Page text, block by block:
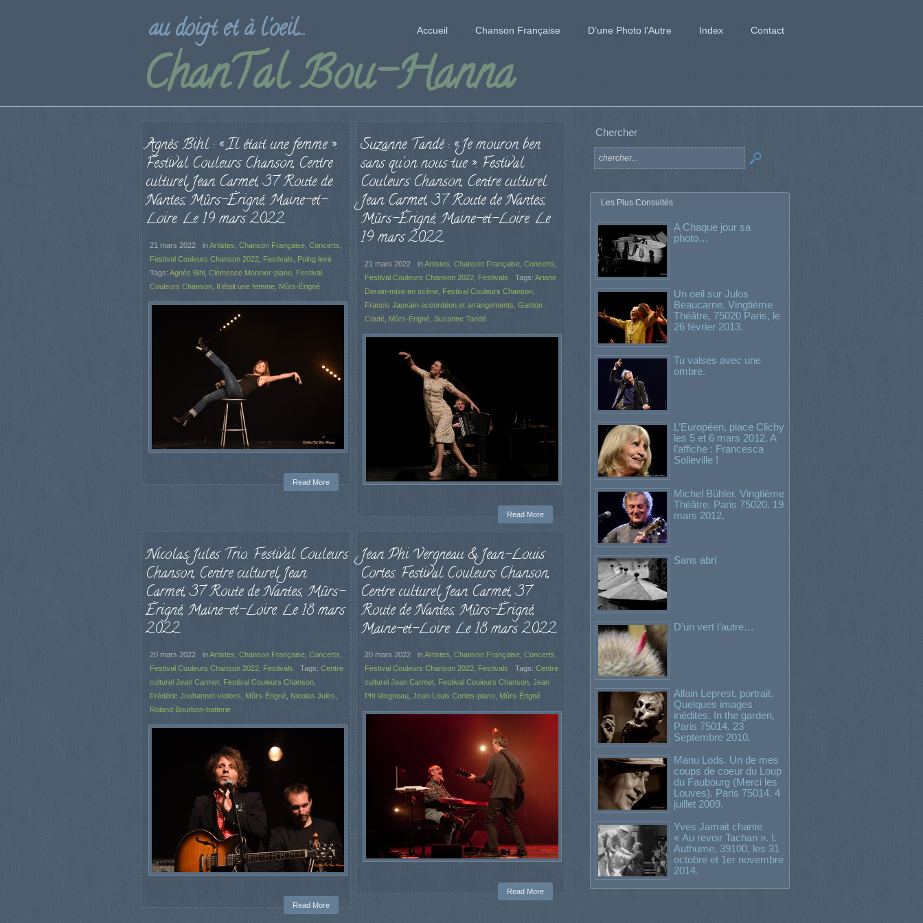
ChanTal Bou-Hanna
au doigt et à l'oeil... Accueil Chanson Française D’une Photo l’Autre Index Contact
Agnès Bihl : « Il était une femme ».
Festival Couleurs Chanson, Centre
culturel Jean Carmet, 37 Route de
Nantes, Mûrs-Érigné, Maine-et-
Loire. Le 19 mars 2022.
21 mars 2022 inArtistes Chanson Française Concerts
Festival Couleurs Chanson 2022 Festivals
Poing levé
Tags: Agnès Bihl Clémence Monnier-piano Festival
Couleurs Chanson Il était une femme Mûrs-Érigné
Read More
Suzanne Tandé : « Je mouron ben
sans qu’on nous tue ». Festival
Couleurs Chanson, Centre culturel
Jean Carmet, 37 Route de Nantes,
Mûrs-Érigné, Maine-et-Loire. Le
19 mars 2022.
21 mars 2022 inArtistes Chanson Française, Concerts
Festival Couleurs Chanson 2022, Festivals Tags: Ariane
Derain-mise en scène, Festival Couleurs Chanson,
Francis Jauvain-accordéon et arrangements Gaston
Couté, Mûrs-Érigné, Suzanne Tandé
Read More
Nicolas Jules Trio. Festival Couleurs
Chanson, Centre culturel Jean
Carmet, 37 Route de Nantes, Mûrs-
Érigné, Maine-et-Loire. Le 18 mars
2022.
20 mars 2022 inArtistes Chanson Française Concerts
Festival Couleurs Chanson 2022 Festivals Tags: Centre
culturel Jean Carmet Festival Couleurs Chanson
Frédéric Jouhannet-violons
Mûrs-Érigné Nicolas Jules
Roland Bourbon-batterie
Read More
Jean Phi Vergneau & Jean-Louis
Cortes. Festival Couleurs Chanson,
Centre culturel Jean Carmet, 37
Route de Nantes, Mûrs-Érigné,
Maine-et-Loire. Le 18 mars 2022.
20 mars 2022 inArtistes Chanson Française, Concerts
Festival Couleurs Chanson 2022, Festivals Tags: Centre
culturel Jean Carmet, Festival Couleurs Chanson, Jean
Phi Vergneau, Jean-Louis Cortes-piano, Mûrs-Érigné
Read More
Chercher
Les Plus Consultés
A Chaque jour sa
photo…
Un oeil sur Julos
Beaucarne. Vingtième
Théâtre, 75020 Paris, le
26 février 2013.
Tu valses avec une
ombre.
L’Européen, place Clichy
les 5 et 6 mars 2012. A
l’affiche : Francesca
Solleville !
Michel Bühler. Vingtième
Théâtre. Paris 75020. 19
mars 2012.
Sans abri
D’un vert l’autre…
Allain Leprest, portrait.
Quelques images
inédites. In the garden,
Paris 75014. 23
Septembre 2010.
Manu Lods. Un de mes
coups de coeur du Loup
du Faubourg (Merci les
Louves). Paris 75014. 4
juillet 2009.
Yves Jamait chante
« Au revoir Tachan ». I.
Authume, 39100, les 31
octobre et 1er novembre
2014.